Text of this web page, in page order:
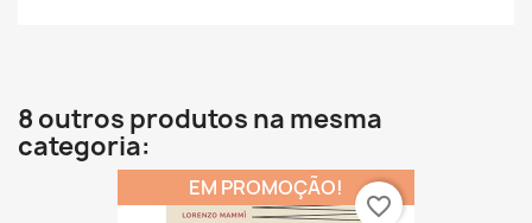
8 outros produtos na mesma
categoria:
EM PROMOÇÃO!
favorite_border